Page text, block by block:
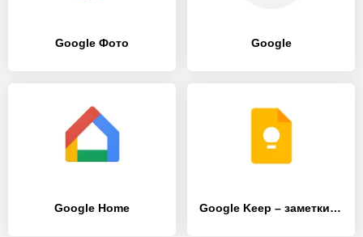
Google Фото Google
Google Home Google Keep – заметки и списки